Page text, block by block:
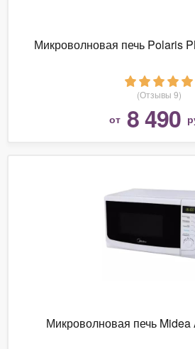
Микроволновая печь Polaris
(Отзывы 9)
от 8 490
Микроволновая печь Midea